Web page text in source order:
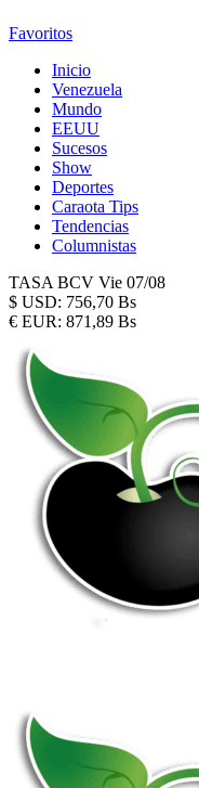
Favoritos
Inicio
Venezuela
Mundo
EEUU
Sucesos
Show
Deportes
Caraota Tips
Tendencias
Columnistas
TASA BCV Vie 07/08
$ USD: 756,70 Bs
€ EUR: 871,89 Bs